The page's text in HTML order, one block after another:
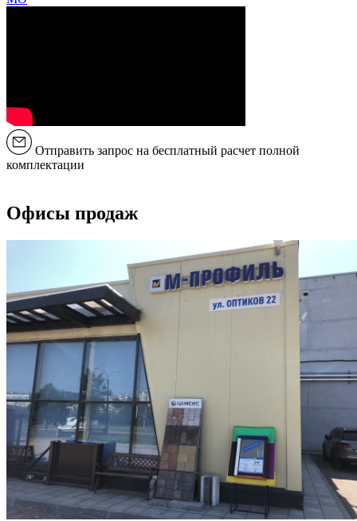
Отправить запрос на бесплатный расчет полной
комплектации
Офисы продаж